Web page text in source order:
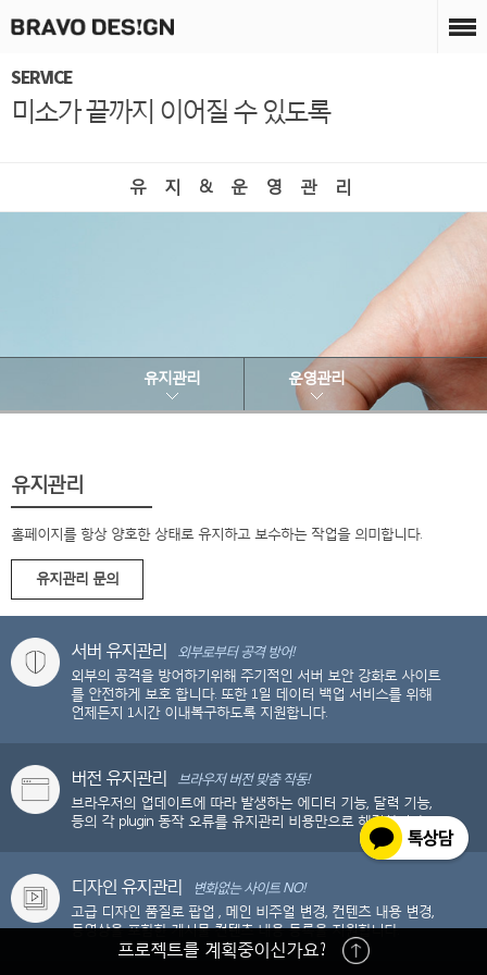
프로젝트를 계획중이신가요?
SERVICE
미소가 끝까지 이어질 수 있도록
유 지 & 운 영 관 리
유지관리 운영관리
유지관리
홈페이지를 항상 양호한 상태로 유지하고 보수하는 작업을 의미합니다.
유지관리 문의
서버 유지관리 외부로부터 공격 방어!
외부의 공격을 방어하기위해 주기적인 서버 보안 강화로 사이트
를 안전하게 보호 합니다. 또한 1일 데이터 백업 서비스를 위해
언제든지 1시간 이내복구하도록 지원합니다.
버전 유지관리 브라우저 버전 맞춤 작동!
브라우저의 업데이트에 따라 발생하는 에디터 기능, 달력 기능,
등의 각 plugin 동작 오류를 유지관리 비용만으로해결합니다.
디자인 유지관리 변화없는 사이트 NO!
고급 디자인 품질로 팝업 , 메인 비주얼 변경, 컨텐츠 내용 변경,
동영상을 포함한 게시물 컨텐츠 내용 등록을 지원합니다.